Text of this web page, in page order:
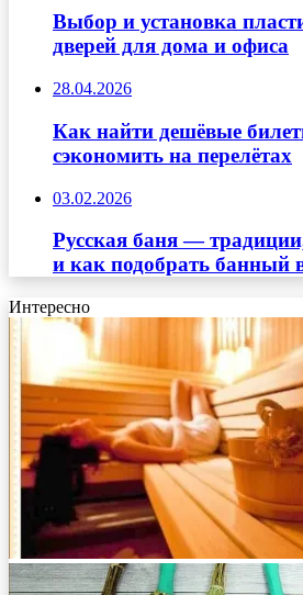
Выбор и установка
дверей для дома и офиса
28.04.2026
Как найти дешёвые
сэкономить на перелётах
03.02.2026
Русская баня —
и как подобрать банный
Интересно